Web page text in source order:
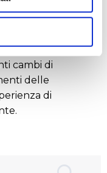
superiore, il
lineare di
inoculo fino alla
sensore.
cambi di
delle
di